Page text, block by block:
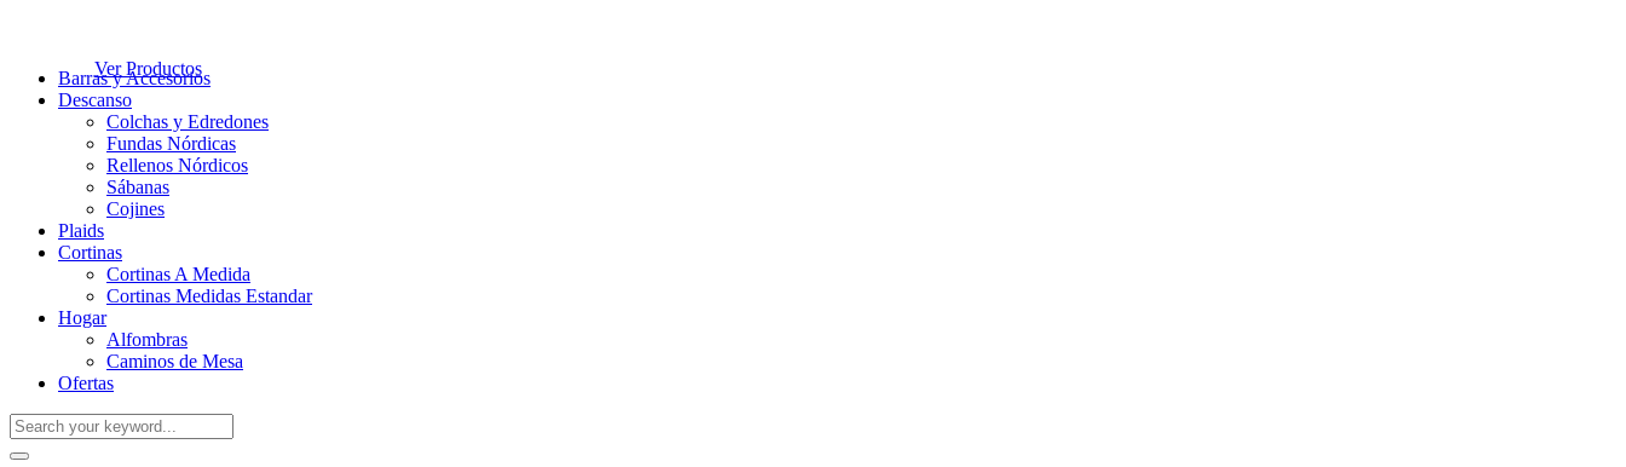
Ver Productos
Barras y Accesorios
Descanso
Colchas y Edredones
Fundas Nórdicas
Rellenos Nórdicos
Sábanas
Cojines
Plaids
Cortinas
Cortinas A Medida
Cortinas Medidas Estandar
Hogar
Alfombras
Caminos de Mesa
Ofertas